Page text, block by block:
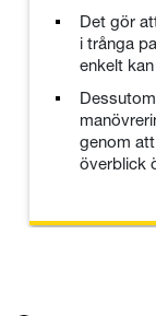
Det gör
i trånga
enkelt
genom
överblick